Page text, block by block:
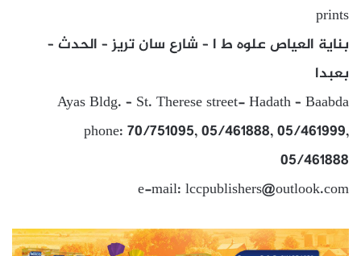
prints
بناية العياص علوه ط ا – شارع سان تريز – الحدث –
بعبدا
Ayas Bldg. – St. Therese street- Hadath – Baabda
phone: 70/751095, 05/461888, 05/461999,
05/461888
e-mail: lccpublishers@outlook.com